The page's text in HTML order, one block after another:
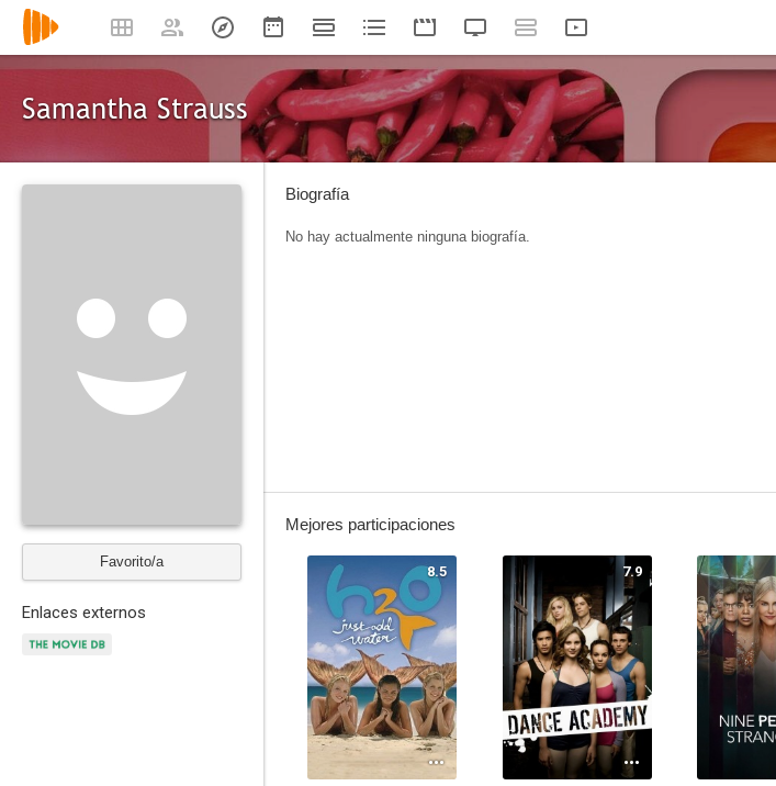
Samantha Strauss
Favorito/a
Enlaces externos
Biografía
No hay actualmente ninguna biografía.
Mejores participaciones
8.5 7.9